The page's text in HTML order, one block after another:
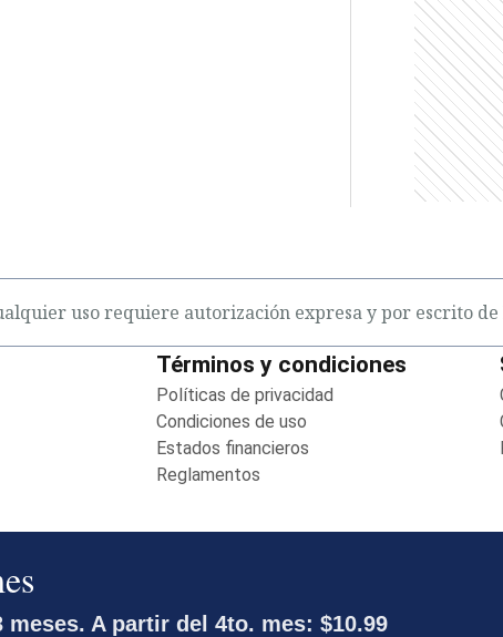
uso requiere autorización expresa y por escrito de
window
Términos y condiciones
Políticas de privacidad
Condiciones de uso
Estados financieros
Reglamentos